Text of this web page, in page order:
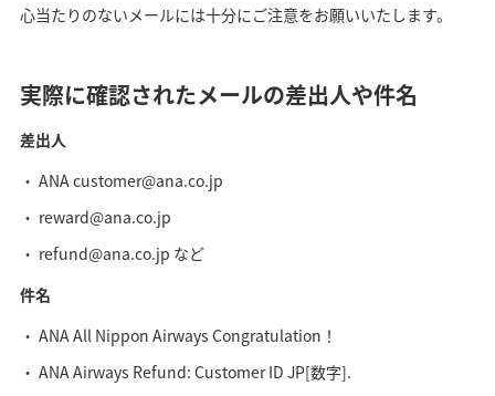
心当たりのないメールには十分にご注意をお願いいたします。
実際に確認されたメールの差出人や件名
差出人
ANA customer@ana.co.jp
reward@ana.co.jp
refund@ana.co.jp など
件名
ANA All Nippon Airways Congratulation！
ANA Airways Refund: Customer ID JP[数字].